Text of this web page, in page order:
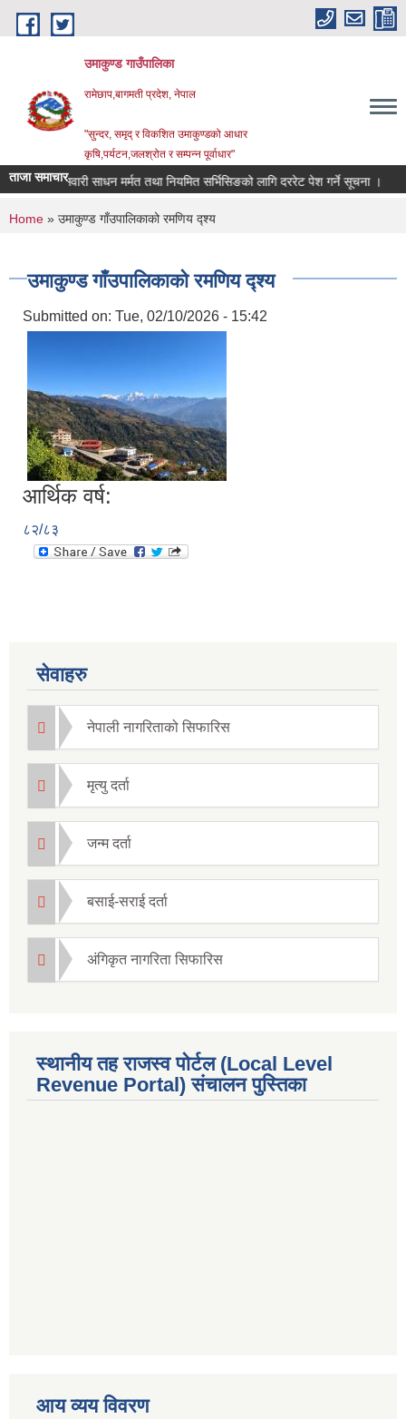
Skip to main content
उमाकुण्ड गाउँपालिका
रामेछाप,बागमती प्रदेश, नेपाल
"सुन्दर, समृद् र विकशित उमाकुण्डको आधार
कृषि,पर्यटन,जलश्रोत र सम्पन्न पूर्वाधार"
ताजा समाचार
सवारी साधन मर्मत तथा नियमित सर्भिसिङको लागि दररेट पेश गर्ने सूचना ।
You are here
Home » उमाकुण्ड गाँउपालिकाको रमणिय द्श्य
उमाकुण्ड गाँउपालिकाको रमणिय द्श्य
Submitted on: Tue, 02/10/2026 - 15:42
आर्थिक वर्ष:
८२/८३
सेवाहरु
नेपाली नागरिताको सिफारिस
मृत्यु दर्ता
जन्म दर्ता
बसाई-सराई दर्ता
अंगिकृत नागरिता सिफारिस
स्थानीय तह राजस्व पोर्टल (Local Level
Revenue Portal) संचालन पुस्तिका
आय व्यय विवरण